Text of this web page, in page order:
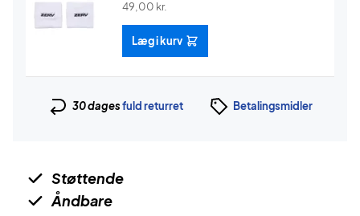
49,00 kr.
Læg i kurv
30 dagesfuld returret Betalingsmidler
Støttende
Åndbare